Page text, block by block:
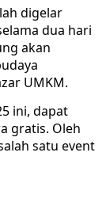
digelar
dua hari
akan
UMKM.
ini, dapat
gratis. Oleh
satu event